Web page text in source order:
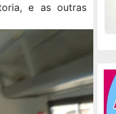
e as outras